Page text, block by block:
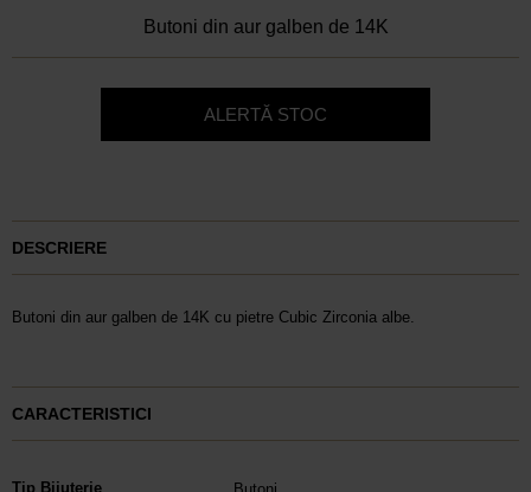
Butoni din aur galben de 14K
ALERTĂ STOC
DESCRIERE
Butoni din aur galben de 14K cu pietre Cubic Zirconia albe.
CARACTERISTICI
Tip Bijuterie
Butoni